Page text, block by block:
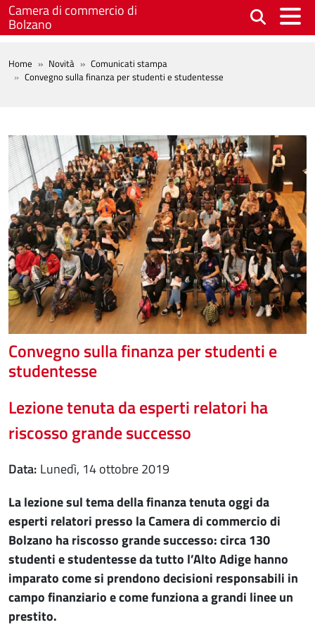
Salta al contenuto principale
Camera di commercio di
Bolzano
BREADCRUMB
Home Novità
Comunicati stampa
Convegno sulla finanza per studenti e studentesse
Convegno sulla finanza per studenti e
studentesse
Lezione tenuta da esperti relatori ha
riscosso grande successo
Data
lunedì, 14 ottobre 2019
La lezione sul tema della finanza tenuta oggi da
esperti relatori presso la Camera di commercio di
Bolzano ha riscosso grande successo: circa 130
studenti e studentesse da tutto l’Alto Adige hanno
imparato come si prendono decisioni responsabili in
campo finanziario e come funziona a grandi linee un
prestito.